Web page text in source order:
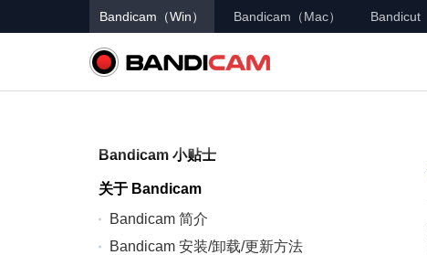
Bandicam（Win） Bandicam（Mac） Bandicut
Bandicam 小贴士
关于 Bandicam
Bandicam 简介
Bandicam 安装/卸载/更新方法